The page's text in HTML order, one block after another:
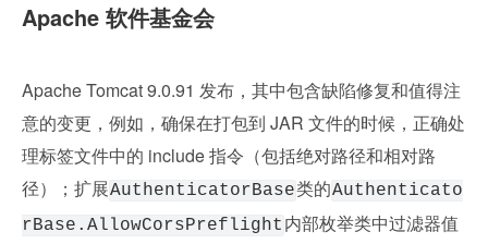
Apache 软件基金会
Apache Tomcat 9.0.91 发布，其中包含缺陷修复和值得注
意的变更，例如，确保在打包到 JAR 文件的时候，正确处
理标签文件中的 include 指令（包括绝对路径和相对路
径）；扩展AuthenticatorBase类的Authenticato
rBase.AllowCorsPreflight 内部枚举类中过滤器值